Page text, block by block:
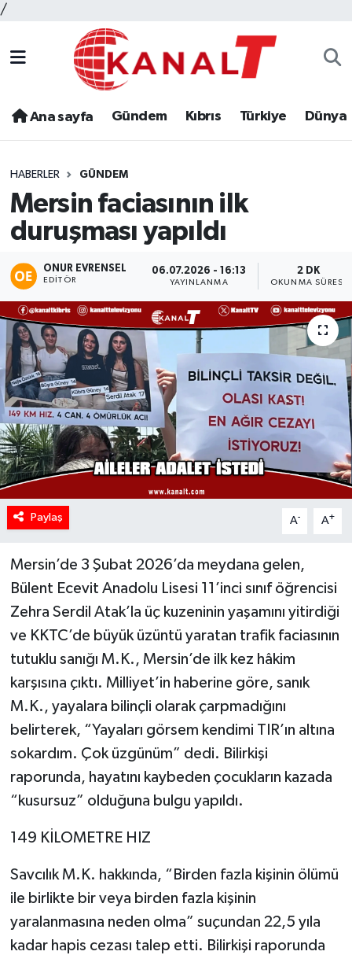
/
Ana sayfa Gündem Kıbrıs Türkiye Dünya
HABERLER GÜNDEM
Mersin faciasının ilk
duruşması yapıldı
ONUR EVRENSEL
EDITÖR
06.07.2026 - 16:13
YAYINLANMA
2 DK
OKUNMA SÜRESI
Paylaş A- A+
Mersin’de 3 Şubat 2026’da meydana gelen,
Bülent Ecevit Anadolu Lisesi 11’inci sınıf öğrencisi
Zehra Serdil Atak’la üç kuzeninin yaşamını yitirdiği
ve KKTC’de büyük üzüntü yaratan trafik faciasının
tutuklu sanığı M.K., Mersin’de ilk kez hâkim
karşısına çıktı. Milliyet’in haberine göre, sanık
M.K., yayalara bilinçli olarak çarpmadığını
belirterek, “Yayaları görsem kendimi TIR’ın altına
sokardım. Çok üzgünüm” dedi. Bilirkişi
raporunda, hayatını kaybeden çocukların kazada
“kusursuz” olduğuna bulgu yapıldı.
149 KİLOMETRE HIZ
Savcılık M.K. hakkında, “Birden fazla kişinin ölümü
ile birlikte bir veya birden fazla kişinin
yaralanmasına neden olma” suçundan 22,5 yıla
kadar hapis cezası talep etti. Bilirkişi raporunda